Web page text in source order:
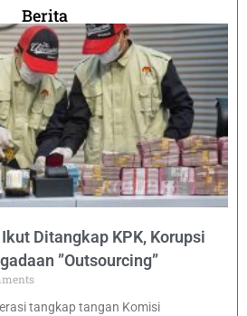
Berita
Ditangkap KPK, Korupsi
”Outsourcing”
tangkap tangan Komisi